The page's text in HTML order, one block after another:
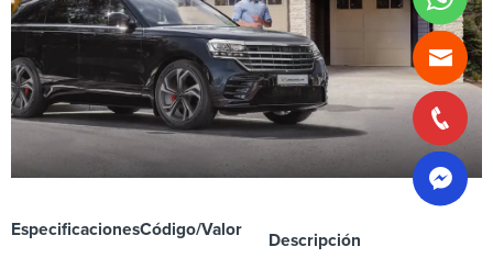
EspecificacionesCódigo/Valor
Descripción